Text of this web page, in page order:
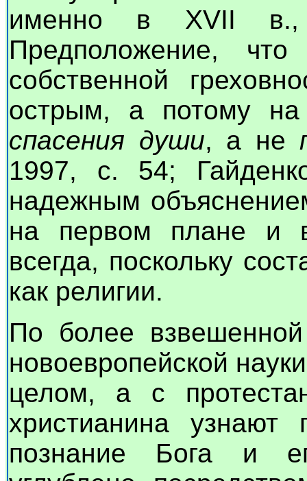
именно в XVII
Предположение,
собственной
острым, а потому
спасения души, а не
1997, с. 54;
надежным
на первом плане и
всегда, поскольку
как религии.
По более взвешенной
новоевропейской
целом, а с
христианина
познание Бога и